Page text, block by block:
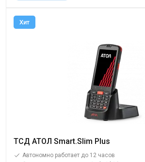
Хит
ТСД АТОЛ Smart.Slim Plus
Автономно работает до 12 часов